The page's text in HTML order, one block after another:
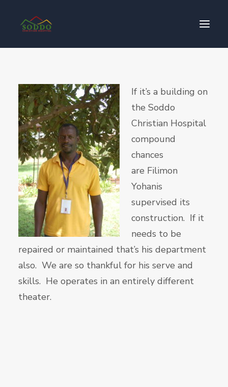
የእኛ ተጽዕኖ
ተሳትፎ ያድርጉ
ያግኙን
ይለግሱ
If it’s a building on
the Soddo
Christian Hospital
compound
chances
are Filimon
Yohanis
supervised its
construction. If it
needs to be
repaired or maintained that’s his department
also. We are so thankful for his serve and
skills. He operates in an entirely different
theater.